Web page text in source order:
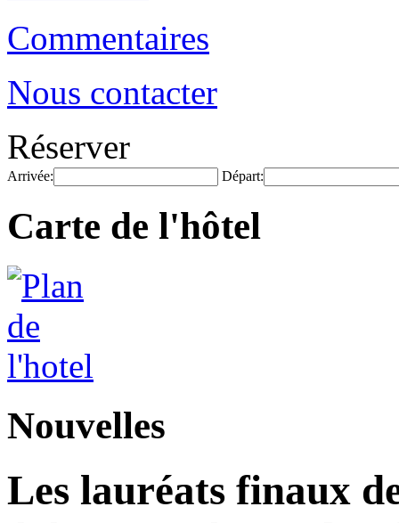
Commentaires
Nous contacter
Réserver
Arrivée: Départ:
Carte de l'hôtel
Nouvelles
Les lauréats finaux